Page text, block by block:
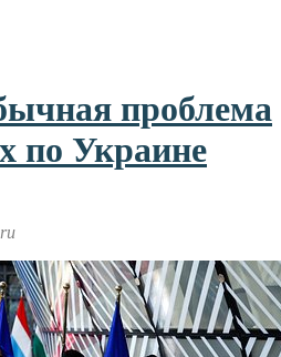
проблема
по Украине